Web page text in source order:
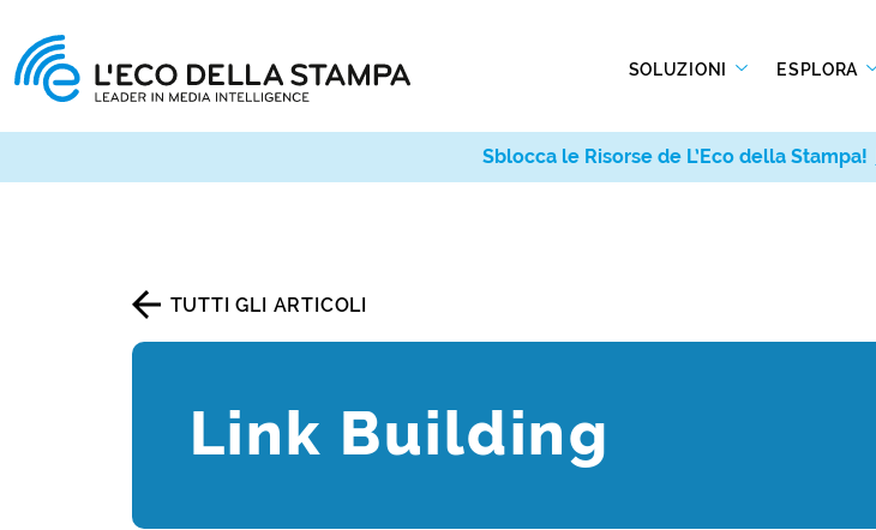
SOLUZIONI ESPLORA
TUTTI GLI ARTICOLI
Link Building
Sblocca le Risorse de L’Eco della Stampa!